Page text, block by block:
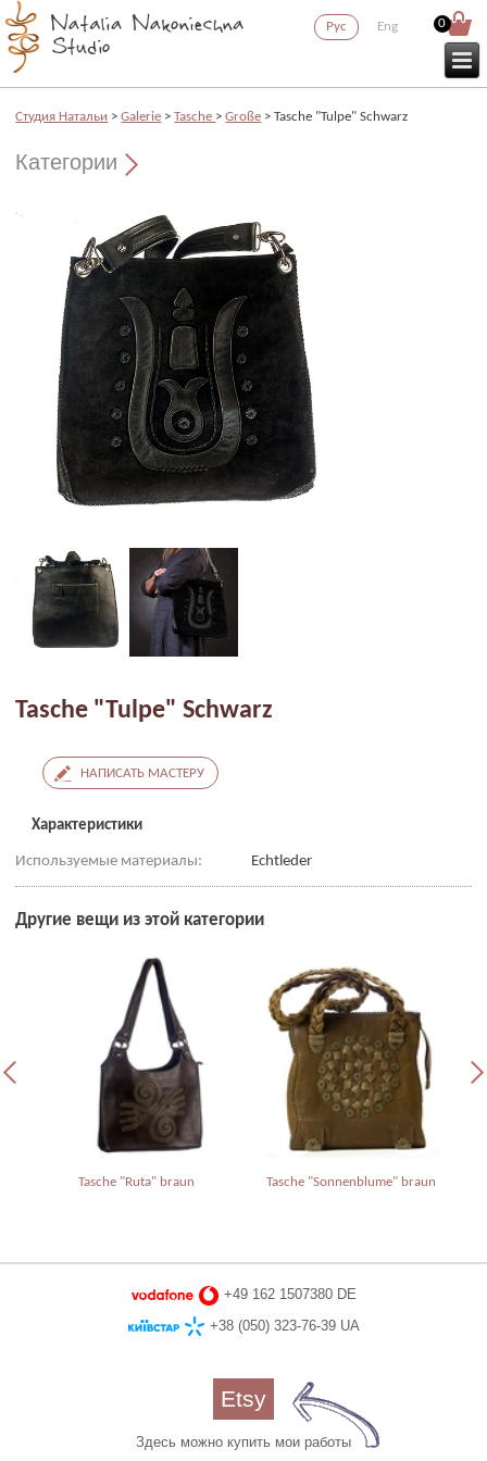
Рус Eng 0
Cтудия Натальи >Galerie >Tasche >Große > Tasche "Tulpe" Schwarz
Категории
Tasche "Tulpe" Schwarz
НАПИСАТЬ МАСТЕРУ
Характеристики
Используемые материалы: Echtleder
Другие вещи из этой категории
Tasche "Ruta" braun Tasche "Sonnenblume" braun
+49 162 1507380 DE
+38 (050) 323-76-39 UA
Etsy
Здесь можно купить мои работы